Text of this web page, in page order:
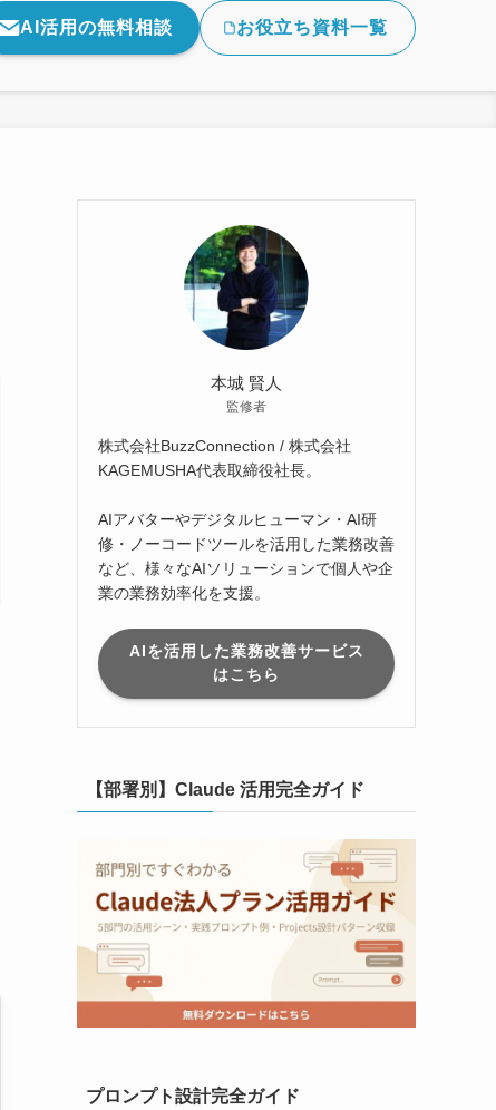
AI活用の無料相談 お役立ち資料一覧
本城 賢人
監修者
株式会社BuzzConnection / 株式会社
KAGEMUSHA代表取締役社長。
AIアバターやデジタルヒューマン・AI研
修・ノーコードツールを活用した業務改善
など、様々なAIソリューションで個人や企
業の業務効率化を支援。
AIを活用した業務改善サービス
はこちら
【部署別】Claude 活用完全ガイド
プロンプト設計完全ガイド